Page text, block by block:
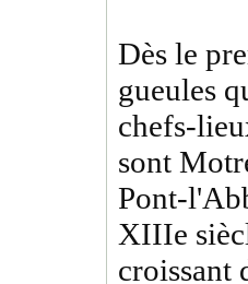
Dès le
gueules
chefs-
sont
Pont-
XIIIe
croissant